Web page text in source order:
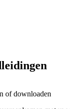
of downloaden